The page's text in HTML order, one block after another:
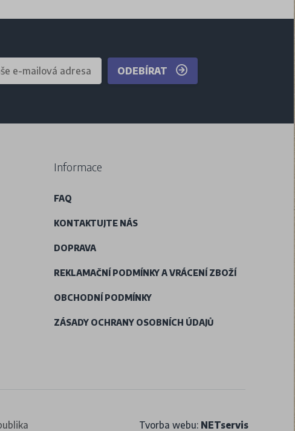
ODEBÍRAT
Informace
FAQ
KONTAKTUJTE NÁS
DOPRAVA
REKLAMAČNÍ PODMÍNKY A VRÁCENÍ ZBOŽÍ
OBCHODNÍ PODMÍNKY
ZÁSADY OCHRANY OSOBNÍCH ÚDAJŮ
Tvorba webu: NETservis